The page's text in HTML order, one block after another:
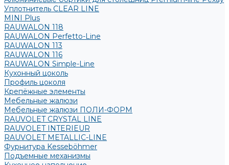
Уплотнитель CLEAR LINE
MINI Plus
RAUWALON 118
RAUWALON Perfetto-Line
RAUWALON 113
RAUWALON 116
RAUWALON Simple-Line
Кухонный цоколь
Профиль цоколя
Крепёжные элементы
Мебельные жалюзи
Мебельные жалюзи ПОЛИ-ФОРМ
RAUVOLET CRYSTAL LINE
RAUVOLET INTERIEUR
RAUVOLET METALLIC-LINE
Фурнитура Kesseböhmer
Подъемные механизмы